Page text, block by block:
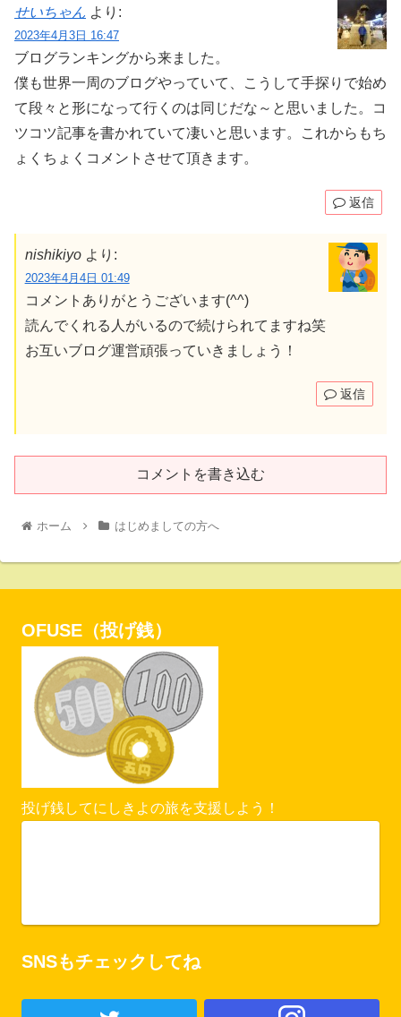
せいちゃん より:
2023年4月3日 16:47
ブログランキングから来ました。
僕も世界一周のブログやっていて、こうして手探りで始め
て段々と形になって行くのは同じだな～と思いました。コ
ツコツ記事を書かれていて凄いと思います。これからもち
ょくちょくコメントさせて頂きます。
返信
nishikiyo より:
2023年4月4日 01:49
コメントありがとうございます(^^)
読んでくれる人がいるので続けられてますね笑
お互いブログ運営頑張っていきましょう！
返信
コメントを書き込む
ホーム はじめましての方へ
OFUSE（投げ銭）
投げ銭してにしきよの旅を支援しよう！
SNSもチェックしてね